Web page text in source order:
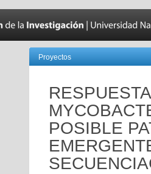
Proyectos
POSIBLE